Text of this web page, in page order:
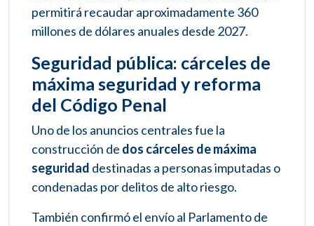
permitirá recaudar aproximadamente 360
millones de dólares anuales desde 2027.
Seguridad pública: cárceles de
máxima seguridad y reforma
del Código Penal
Uno de los anuncios centrales fue la
construcción de dos cárceles de máxima
seguridad destinadas a personas imputadas o
condenadas por delitos de alto riesgo.
También confirmó el envío al Parlamento de